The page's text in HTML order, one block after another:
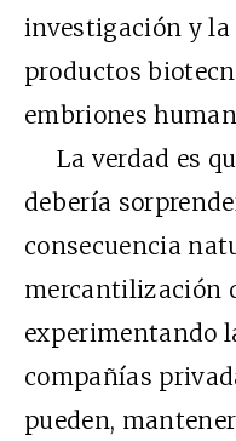
investigación y la
productos
embriones
La verdad es
debería
consecuencia
mercantilización
experimentando
compañías
pueden,